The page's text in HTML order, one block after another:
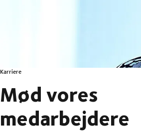
Karriere
Mød vores
medarbejdere